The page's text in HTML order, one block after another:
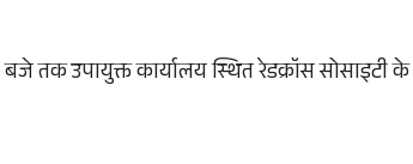
तक उपायुक्त कार्यालय स्थित रेडक्रॉस सोसाइटी के